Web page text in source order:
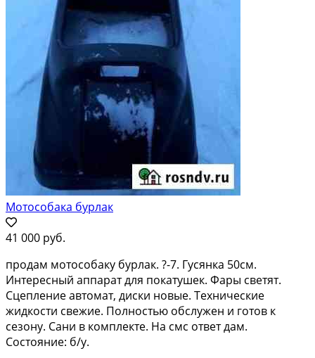
Мотособака бурлак
41 000 руб.
продам мотособаку бурлак. ?-7. Гусянка 50см.
Интересный аппарат для покатушек. Фары светят.
Сцепление автомат, диски новые. Технические
жидкости свежие. Полностью обслужен и готов к
сезону. Сани в комплекте. На смс ответ дам.
Состояние: б/у.